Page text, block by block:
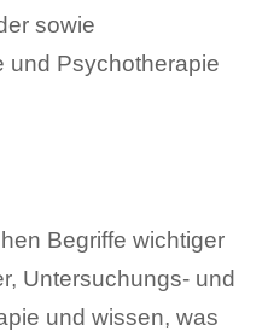
sowie
und Psychotherapie
Begriffe wichtiger
Untersuchungs- und
und wissen, was